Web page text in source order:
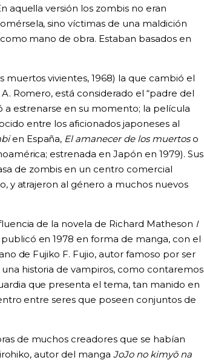
aquella versión los zombis no eran
sino víctimas de una maldición
mano de obra. Estaban basados en
muertos vivientes, 1968) la que cambió el
Romero, está considerado el “padre del
a estrenarse en su momento; la película
entre los aficionados japoneses al
en España, El amanecer de los muertoso
estrenada en Japón en 1979). Sus
de zombis en un centro comercial
y atrajeron al género a muchos nuevos
de la novela de Richard Matheson I
en 1978 en forma de manga, con el
de Fujiko F. Fujio, autor famoso por ser
historia de vampiros, como contaremos
que presenta el tema, tan manido en
entre seres que poseen conjuntos de
de muchos creadores que se habían
autor del mangaJoJo no kimyō na